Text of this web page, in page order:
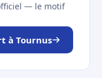
— le motif
à Tournus